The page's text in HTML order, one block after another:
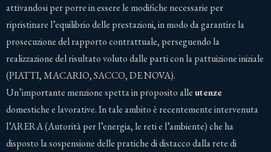
attivandosi per porre in essere le modifiche necessarie per
ripristinare l’equilibrio delle prestazioni, in modo da garantire la
prosecuzione del rapporto contrattuale, perseguendo la
realizzazione del risultato voluto dalle parti con la pattuizione iniziale
(PIATTI, MACARIO, SACCO, DE NOVA).
Un’importante menzione spetta in proposito alleutenze
domestiche e lavorative. In tale ambito è recentemente intervenuta
l’ARERA (Autorità per l’energia, le reti e l’ambiente) che ha
disposto la sospensione delle pratiche di distacco dalla rete di